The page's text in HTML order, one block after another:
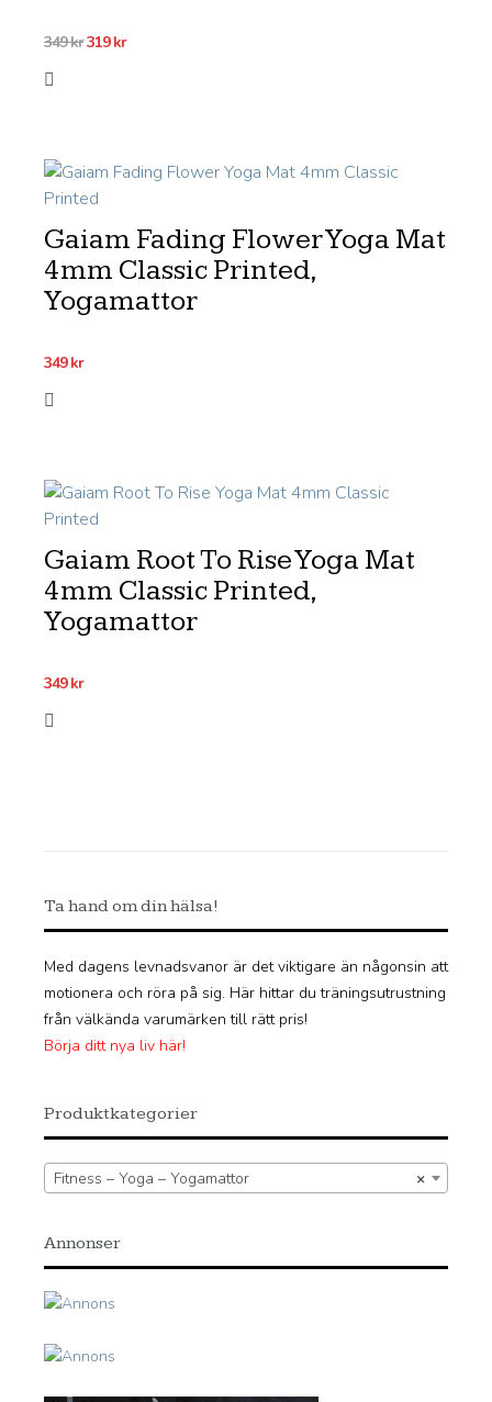
349krDet
319krDet
Gaiam Fading Flower Yoga Mat
4mm Classic Printed,
Yogamattor
349kr
Gaiam Root To Rise Yoga Mat
4mm Classic Printed,
Yogamattor
349kr
Ta hand om din hälsa!
Med dagens levnadsvanor är det viktigare än någonsin att
motionera och röra på sig. Här hittar du träningsutrustning
från välkända varumärken till rätt pris!
Börja ditt nya liv här!
Produktkategorier
×
Fitness – Yoga – Yogamattor
Annonser